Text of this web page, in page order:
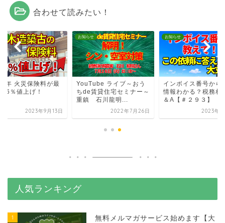
合わせて読みたい！
年 火災保険料が最
％値上げ！
2023年9月13日
お知らせ
YouTube ライブ～おう
ちde賃貸住宅セミナー～
重鎮 石川龍明...
2022年7月26日
お知らせ
インボイス番号から
情報わかる？税務相
＆A【＃２９３】
2023年8
人気ランキング
1
無料メルマガサービス始めます【大